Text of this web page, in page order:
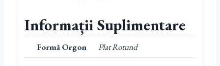
Informații Suplimentare
Formă Orgon Plat Rotund